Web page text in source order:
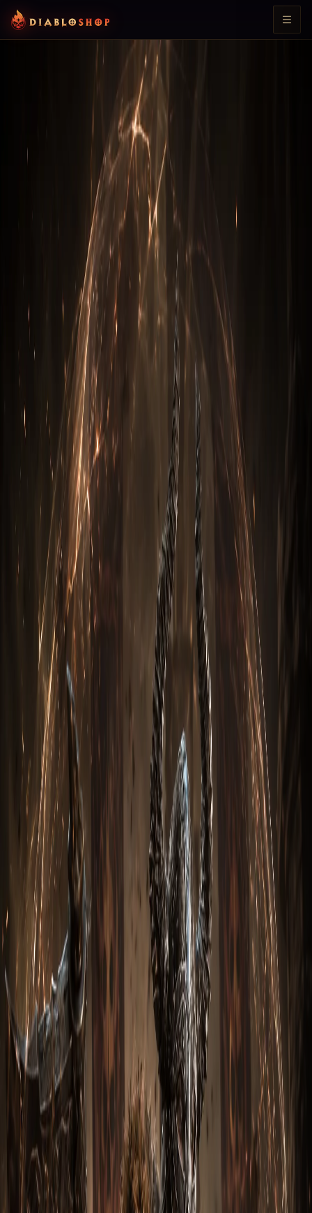
Гайд на Монаха: Мантра
Инны через Мантру
исцеления
Dmitriy Spiridonov 2 мин чтения
1. Вступление
2. Настройка навыков
3. Настройка снаряжения
4. Легендарные самоцветы
5. Вещи для куба Канаи
1. Вступление
Монах Мантра Инны через Мантру исцеления в Diablo 3
— это высококвалифицированный воин, который умеет
наносить сильный урон ближнего боя, использовать
различные техники и способности, и поддерживать своих
товарищей на поле боя. Его навыки и оружие позволяют
ему эффективно справляться с множеством мелких
противников, а также одиночными, но мощными боссами.
Одна из главных особенностей Монаха — это его
способность использовать мантры, которые улучшают его
боевые характеристики и защиту. Кроме того, он может
использовать различные руны, чтобы лучше
адаптироваться к конкретным ситуациям в бою. Если вам
нужен класс, который может нанести значительный урон
и одновременно эффективно поддерживать свою команду,
Монах является оптимальным выбором в игре Diablo 3.
2. Настройка навыков
Ниже показана базовая настройка навыков Мантра Инны
через Мантру исцеления.